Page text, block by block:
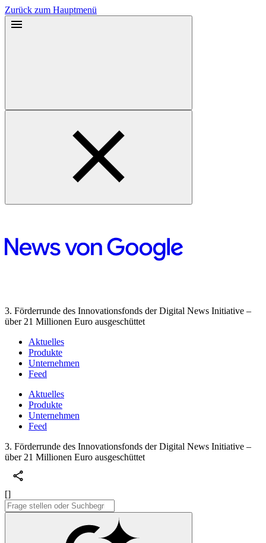
Zurück zum Hauptmenü
3. Förderrunde des Innovationsfonds der Digital News Initiative –
über 21 Millionen Euro ausgeschüttet
Aktuelles
Produkte
Unternehmen
Feed
Aktuelles
Produkte
Unternehmen
Feed
3. Förderrunde des Innovationsfonds der Digital News Initiative –
über 21 Millionen Euro ausgeschüttet
[]